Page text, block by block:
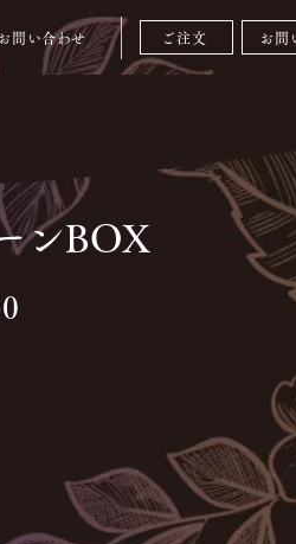
お問い合わせ ご注文 お問
ンBOX